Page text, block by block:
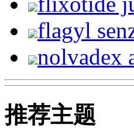
flagyl
nolvadex
推荐主题